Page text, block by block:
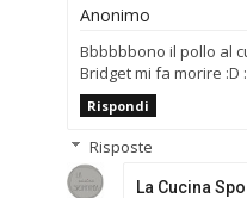
Anonimo
Bbbbbbono il pollo al
Bridget mi fa morire :D
Rispondi
Risposte
La Cucina